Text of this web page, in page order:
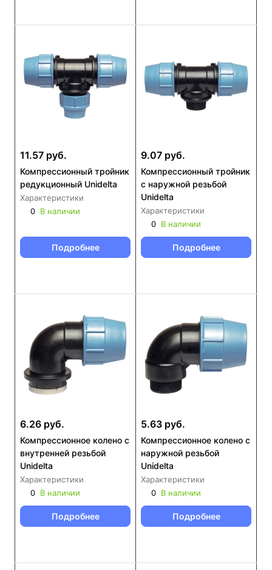
11.57 руб.
Компрессионный тройник
редукционный Unidelta
Характеристики
0 В наличии
Подробнее
9.07 руб.
Компрессионный тройник
с наружной резьбой
Unidelta
Характеристики
0 В наличии
Подробнее
6.26 руб.
Компрессионное колено с
внутренней резьбой
Unidelta
Характеристики
0 В наличии
Подробнее
5.63 руб.
Компрессионное колено с
наружной резьбой
Unidelta
Характеристики
0 В наличии
Подробнее